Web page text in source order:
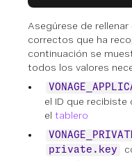
Asegúrese de
correctos que ha
continuación se
todos los valores
el ID que recibiste
el tablero
private.key